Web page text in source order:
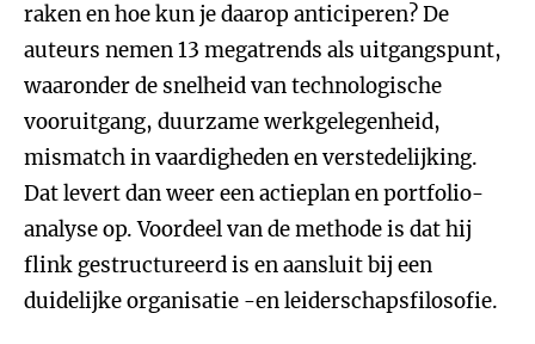
raken en hoe kun je daarop anticiperen? De
auteurs nemen 13 megatrends als uitgangspunt,
waaronder de snelheid van technologische
vooruitgang, duurzame werkgelegenheid,
mismatch in vaardigheden en verstedelijking.
Dat levert dan weer een actieplan en portfolio-
analyse op. Voordeel van de methode is dat hij
flink gestructureerd is en aansluit bij een
duidelijke organisatie -en leiderschapsfilosofie.